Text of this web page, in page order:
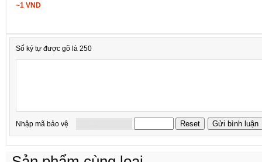
~1 VND
Số ký tự được gõ là 250
Nhập mã bảo vệ